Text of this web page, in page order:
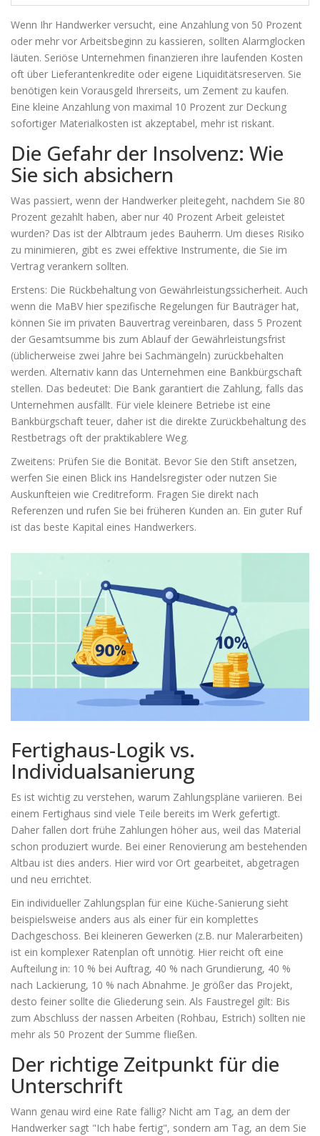
Wenn Ihr Handwerker versucht, eine Anzahlung von 50 Prozent
oder mehr vor Arbeitsbeginn zu kassieren, sollten Alarmglocken
läuten. Seriöse Unternehmen finanzieren ihre laufenden Kosten
oft über Lieferantenkredite oder eigene Liquiditätsreserven. Sie
benötigen kein Vorausgeld Ihrerseits, um Zement zu kaufen.
Eine kleine Anzahlung von maximal 10 Prozent zur Deckung
sofortiger Materialkosten ist akzeptabel, mehr ist riskant.
Die Gefahr der Insolvenz: Wie
Sie sich absichern
Was passiert, wenn der Handwerker pleitegeht, nachdem Sie 80
Prozent gezahlt haben, aber nur 40 Prozent Arbeit geleistet
wurden? Das ist der Albtraum jedes Bauherrn. Um dieses Risiko
zu minimieren, gibt es zwei effektive Instrumente, die Sie im
Vertrag verankern sollten.
Erstens: Die Rückbehaltung von Gewährleistungssicherheit. Auch
wenn die MaBV hier spezifische Regelungen für Bauträger hat,
können Sie im privaten Bauvertrag vereinbaren, dass 5 Prozent
der Gesamtsumme bis zum Ablauf der Gewährleistungsfrist
(üblicherweise zwei Jahre bei Sachmängeln) zurückbehalten
werden. Alternativ kann das Unternehmen eine Bankbürgschaft
stellen. Das bedeutet: Die Bank garantiert die Zahlung, falls das
Unternehmen ausfällt. Für viele kleinere Betriebe ist eine
Bankbürgschaft teuer, daher ist die direkte Zurückbehaltung des
Restbetrags oft der praktikablere Weg.
Zweitens: Prüfen Sie die Bonität. Bevor Sie den Stift ansetzen,
werfen Sie einen Blick ins Handelsregister oder nutzen Sie
Auskunfteien wie Creditreform. Fragen Sie direkt nach
Referenzen und rufen Sie bei früheren Kunden an. Ein guter Ruf
ist das beste Kapital eines Handwerkers.
Fertighaus-Logik vs.
Individualsanierung
Es ist wichtig zu verstehen, warum Zahlungspläne variieren. Bei
einem Fertighaus sind viele Teile bereits im Werk gefertigt.
Daher fallen dort frühe Zahlungen höher aus, weil das Material
schon produziert wurde. Bei einer Renovierung am bestehenden
Altbau ist dies anders. Hier wird vor Ort gearbeitet, abgetragen
und neu errichtet.
Ein individueller Zahlungsplan für eine Küche-Sanierung sieht
beispielsweise anders aus als einer für ein komplettes
Dachgeschoss. Bei kleineren Gewerken (z.B. nur Malerarbeiten)
ist ein komplexer Ratenplan oft unnötig. Hier reicht oft eine
Aufteilung in: 10 % bei Auftrag, 40 % nach Grundierung, 40 %
nach Lackierung, 10 % nach Abnahme. Je größer das Projekt,
desto feiner sollte die Gliederung sein. Als Faustregel gilt: Bis
zum Abschluss der nassen Arbeiten (Rohbau, Estrich) sollten nie
mehr als 50 Prozent der Summe fließen.
Der richtige Zeitpunkt für die
Unterschrift
Wann genau wird eine Rate fällig? Nicht am Tag, an dem der
Handwerker sagt "Ich habe fertig", sondern am Tag, an dem Sie